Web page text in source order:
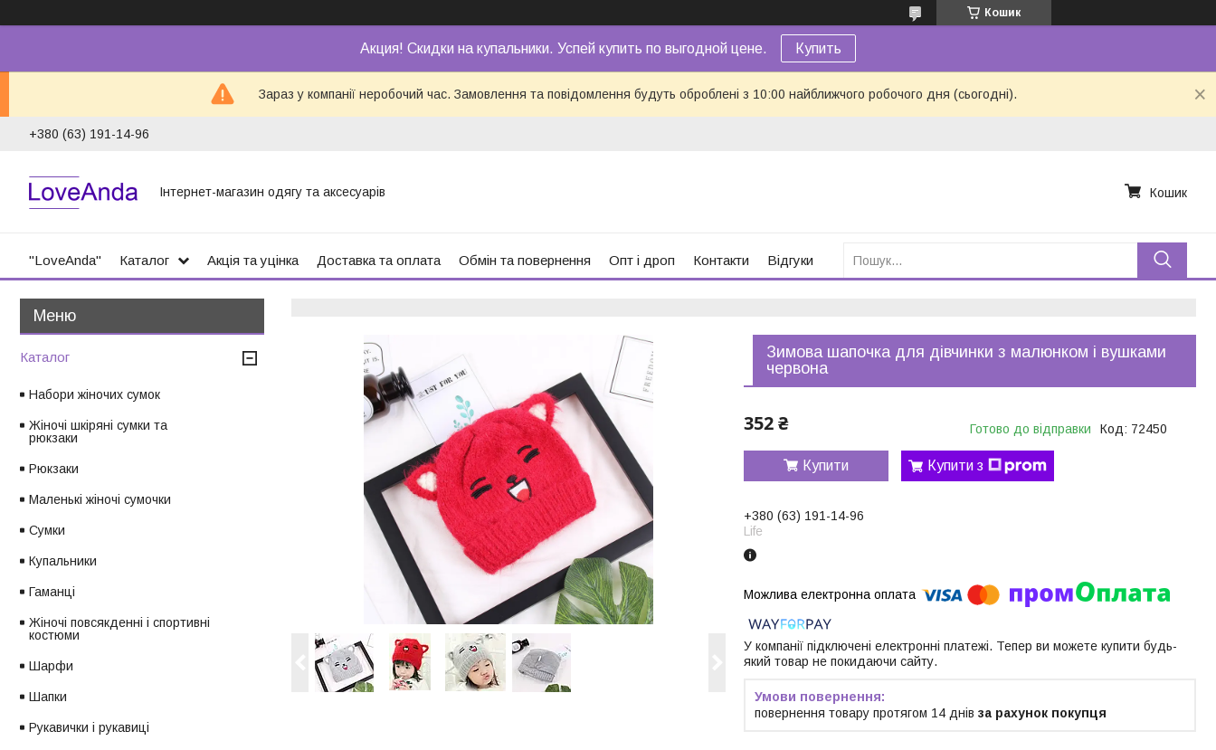
Кошик
Акция! Скидки на купальники. Успей купить по выгодной цене. Купить
Зараз у компанії неробочий час. Замовлення та повідомлення будуть оброблені з 10:00 найближчого робочого дня (сьогодні).
+380 (63) 191-14-96
Інтернет-магазин одягу та аксесуарів Кошик
"LoveAnda" Каталог Акція та уцінка Доставка та оплата Обмін та повернення Опт і дроп Контакти Відгуки
Зимова шапочка для дівчинки з малюнком і вушками
червона
352 ₴ Готово до відправки Код: 72450
Купити Купити з
+380 (63) 191-14-96
Life
У компанії підключені електронні платежі. Тепер ви можете купити будь-
який товар не покидаючи сайту.
повернення товару протягом 14 днів за рахунок покупця
Каталог
Набори жіночих сумок
Жіночі шкіряні сумки та
рюкзаки
Рюкзаки
Маленькі жіночі сумочки
Сумки
Купальники
Гаманці
Жіночі повсякденні і спортивні
костюми
Шарфи
Шапки
Рукавички і рукавиці